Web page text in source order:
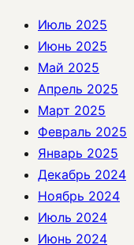
Июль 2025
Июнь 2025
Май 2025
Апрель 2025
Март 2025
Февраль 2025
Январь 2025
Декабрь 2024
Ноябрь 2024
Июль 2024
Июнь 2024